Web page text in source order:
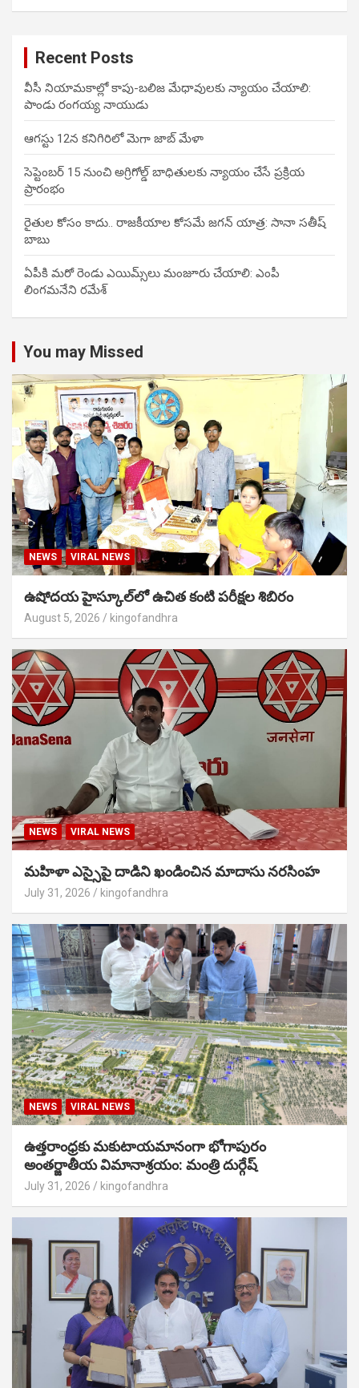
Recent Posts
వీసీ నియామకాల్లో కాపు-బలిజ మేధావులకు న్యాయం చేయాలి:
పాండు రంగయ్య నాయుడు
ఆగస్టు 12న కనిగిరిలో మెగా జాబ్ మేళా
సెప్టెంబర్ 15 నుంచి అగ్రిగోల్డ్ బాధితులకు న్యాయం చేసే ప్రక్రియ
ప్రారంభం
రైతుల కోసం కాదు.. రాజకీయాల కోసమే జగన్ యాత్ర: సానా సతీష్
బాబు
ఏపీకి మరో రెండు ఎయిమ్స్‌లు మంజూరు చేయాలి: ఎంపీ
లింగమనేని రమేశ్
You may Missed
NEWS VIRAL NEWS
ఉషోదయ హైస్కూల్‌లో ఉచిత కంటి పరీక్షల శిబిరం
August 5, 2026 kingofandhra
NEWS VIRAL NEWS
మహిళా ఎస్సైపై దాడిని ఖండించిన మాదాసు నరసింహ
July 31, 2026 kingofandhra
NEWS VIRAL NEWS
ఉత్తరాంధ్రకు మకుటాయమానంగా భోగాపురం
అంతర్జాతీయ విమానాశ్రయం: మంత్రి దుర్గేష్
July 31, 2026 kingofandhra